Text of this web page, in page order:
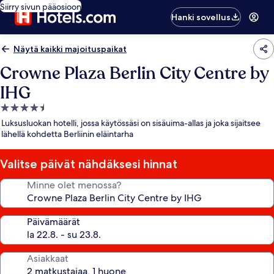
Siirry sivun pääosioon
Hanki sovellus
Näytä kaikki majoituspaikat
Crowne Plaza Berlin City Centre by
IHG
4.5
tähden
majoituspaikka
Luksusluokan hotelli, jossa käytössäsi on sisäuima-allas ja joka sijaitsee
lähellä kohdetta Berliinin eläintarha
Valitse päivät nähdäksesi hinnat
Minne olet menossa?
Päivämäärät
Asiakkaat